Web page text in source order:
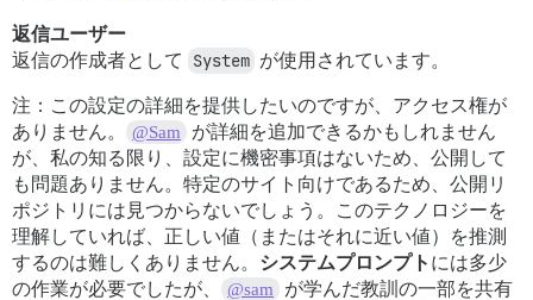
返信ユーザー
返信の作成者として
System が使用されています。
注：この設定の詳細を提供したいのですが、アクセス権が
ありません。
@Sam
が詳細を追加できるかもしれません
が、私の知る限り、設定に機密事項はないため、公開して
も問題ありません。特定のサイト向けであるため、公開リ
ポジトリには見つからないでしょう。このテクノロジーを
理解していれば、正しい値（またはそれに近い値）を推測
するのは難しくありません。 システムプロンプト には多少
の作業が必要でしたが、
@sam
が学んだ教訓の一部を共有